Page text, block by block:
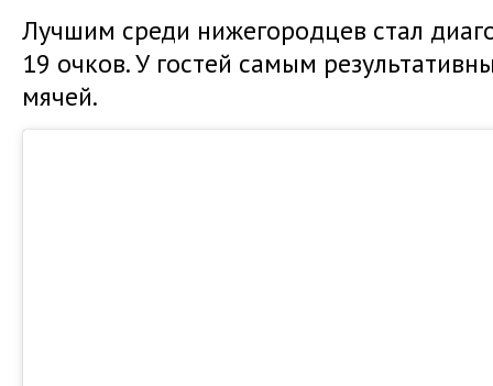
Лучшим среди нижегородцев стал
19 очков. У гостей самым
мячей.